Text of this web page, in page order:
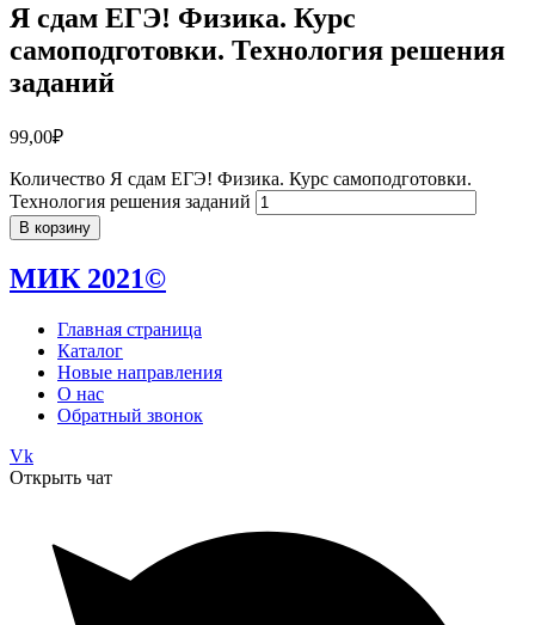
Я сдам ЕГЭ! Физика. Курс
самоподготовки. Технология решения
заданий
99,00₽
Количество Я сдам ЕГЭ! Физика. Курс самоподготовки.
Технология решения заданий
В корзину
МИК 2021©
Главная страница
Каталог
Новые направления
О нас
Обратный звонок
Vk
Открыть чат